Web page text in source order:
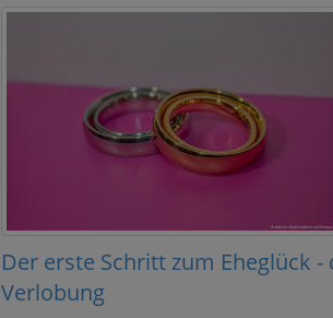
Der erste Schritt zum Eheglück -
Verlobung